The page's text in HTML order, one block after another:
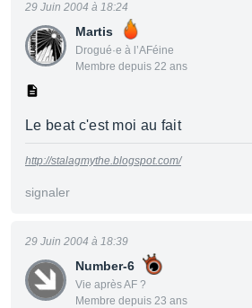
Martis
Drogué·e à l’AFéine
Membre depuis 22 ans
29 Juin 2004 à 18:24
Le beat c'est moi au fait
http://stalagmythe.blogspot.com/
signaler
Number-6
Vie après AF ?
Membre depuis 23 ans
29 Juin 2004 à 18:39